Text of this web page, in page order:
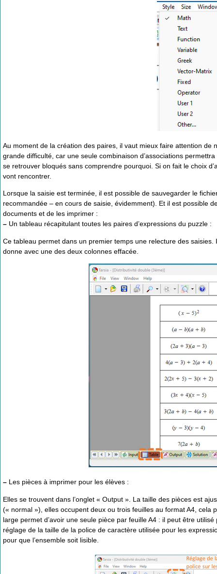
Au moment de la création des paires, il vaut mieux faire attention de
grande difficulté, car une seule combinaison d’associations
se retrouver bloqués sans comprendre pourquoi. Si on fait le choix
vont rencontrer.
Lorsque la saisie est terminée, il est possible de sauvegarder le
recommandée – en cours de saisie, évidemment). Et il est possible
documents et de les imprimer :
– Un tableau récapitulant toutes les paires d’expressions du puzzle :
Ce tableau permet dans un premier temps une relecture des
donne avec une des deux colonnes effacée.
– Les pièces à imprimer pour les élèves :
Elles se trouvent dans l’onglet « Output ». La taille des pièces est
(« normal »), elles occupent deux ou trois feuilles au format A4, cela
large permet d’avoir une seule pièce par feuille A4 : il peut être
réglage de la taille de la police de caractère utilisée pour les
pour que l’ensemble soit lisible.